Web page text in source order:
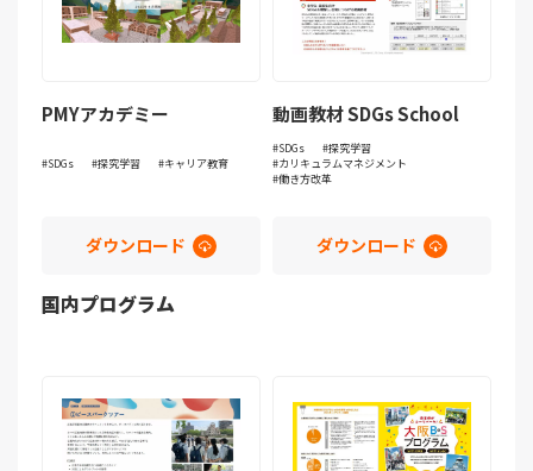
PMYアカデミー
SDGs 探究学習 キャリア教育
ダウンロード
動画教材 SDGs School
SDGs
探究学習
カリキュラムマネジメント
働き方改革
ダウンロード
国内プログラム